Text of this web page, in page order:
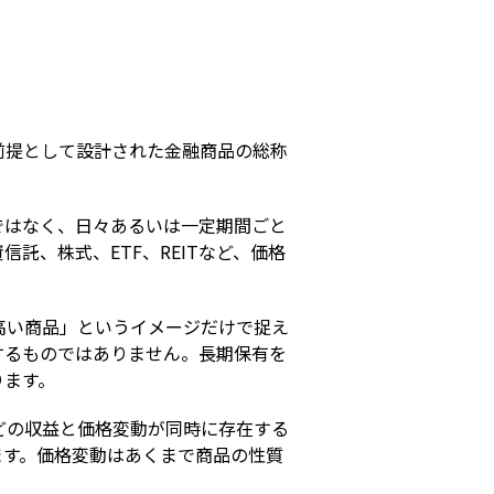
として設計された金融商品の総称
なく、日々あるいは一定期間ごと
託、株式、ETF、REITなど、価格
商品」というイメージだけで捉え
ものではありません。長期保有を
す。
収益と価格変動が同時に存在する
。価格変動はあくまで商品の性質